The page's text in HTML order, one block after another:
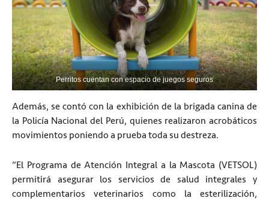
Perritos cuentan con espacio de juegos seguros
Además, se contó con la exhibición de la brigada canina de
la Policía Nacional del Perú, quienes realizaron acrobáticos
movimientos poniendo a prueba toda su destreza.
“El Programa de Atención Integral a la Mascota (VETSOL)
permitirá asegurar los servicios de salud integrales y
complementarios veterinarios como la esterilización,